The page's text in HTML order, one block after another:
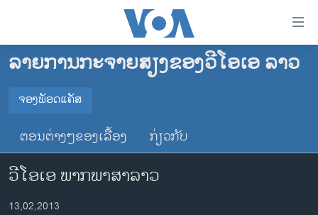
ເຂົ້າ
ຂ້າມ
ໄປ
ຫາ
ຊອກ
ຄົ້ນ
ໂຮມເພຈ
ລາວ
ອາເມຣິກາ
ການເລືອກຕັ້ງ ປະທານາທີບໍດີ ສະຫະລັດ 2024
ຂ່າວ​ຈີນ
ໂລກ
ລາຍການກະຈາຍສຽງຂອງວີໂອເອ ລາວ
ຈອງພັອດແຄັສ
ຈອງພັອດແຄັສ
ຕອນຕ່າງໆຂອງເລື້ອງ ກ່ຽວກັບ
ວີໂອເອ ພາກພາສາລາວ
13,02,2013